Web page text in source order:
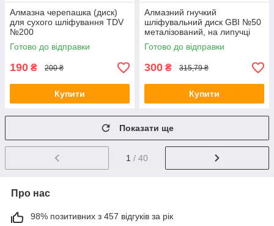
Алмазна черепашка (диск)
для сухого шліфування TDV
№200
Готово до відправки
190 ₴ 200 ₴
Купити
Алмазний гнучкий
шліфувальний диск GBI №50
металізований, на липучці
Готово до відправки
300 ₴ 315,79 ₴
Купити
Показати ще
1 / 40
Про нас
98% позитивних з 457 відгуків за рік